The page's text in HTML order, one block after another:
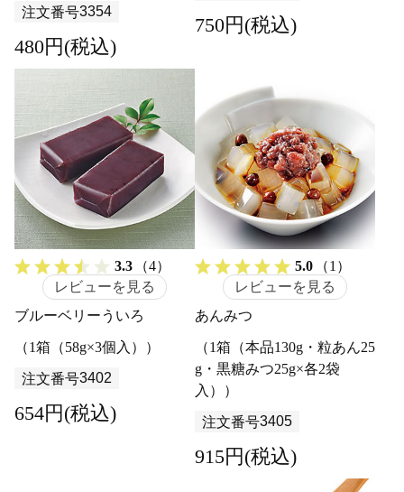
注文番号3354
480円(税込)
750円(税込)
3.3
（4）
レビューを見る
ブルーベリーういろ
（1箱（58g×3個入））
注文番号3402
654円(税込)
5.0
（1）
レビューを見る
あんみつ
（1箱（本品130g・粒あん25
g・黒糖みつ25g×各2袋
入））
注文番号3405
915円(税込)